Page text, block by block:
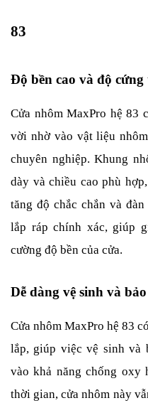
83
Độ bền cao và độ cứng
Cửa nhôm MaxPro hệ 83
vời nhờ vào vật liệu
chuyên nghiệp. Khung
dày và chiều cao phù
tăng độ chắc chắn và
lắp ráp chính xác, giúp
cường độ bền của cửa.
Dễ dàng vệ sinh và
Cửa nhôm MaxPro hệ 83
lắp, giúp việc vệ sinh và
vào khả năng chống oxy
thời gian, cửa nhôm này